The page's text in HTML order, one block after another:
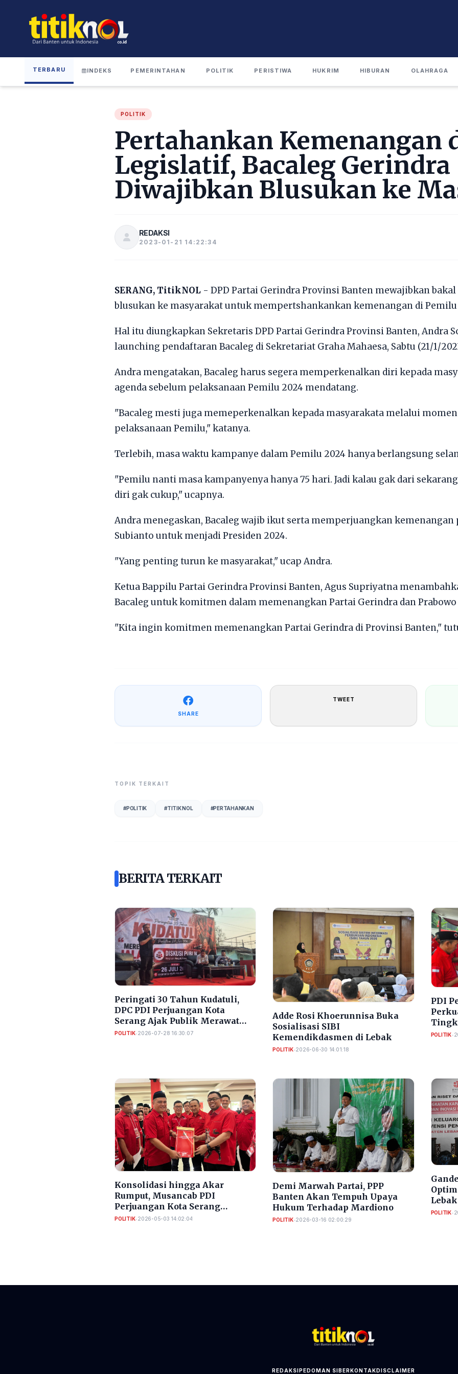
TERBARU INDEKS PEMERINTAHAN POLITIK PERISTIWA HUKRIM HIBURAN OLAHRAGA
POLITIK
Pertahankan Kemenangan
Legislatif, Bacaleg Gerindra
Diwajibkan Blusukan ke
REDAKSI
2023-01-21 14:22:34
SERANG, TitikNOL - DPD Partai Gerindra Provinsi Banten mewajibkan
blusukan ke masyarakat untuk mempertshankankan kemenangan di Pemilu
Hal itu diungkapkan Sekretaris DPD Partai Gerindra Provinsi Banten, Andra
launching pendaftaran Bacaleg di Sekretariat Graha Mahaesa, Sabtu (21/1/
Andra mengatakan, Bacaleg harus segera memperkenalkan diri kepada
agenda sebelum pelaksanaan Pemilu 2024 mendatang.
"Bacaleg mesti juga memeperkenalkan kepada masyarakata melalui
pelaksanaan Pemilu," katanya.
Terlebih, masa waktu kampanye dalam Pemilu 2024 hanya berlangsung
"Pemilu nanti masa kampanyenya hanya 75 hari. Jadi kalau gak dari
diri gak cukup," ucapnya.
Andra menegaskan, Bacaleg wajib ikut serta memperjuangkan kemenangan
Subianto untuk menjadi Presiden 2024.
"Yang penting turun ke masyarakat," ucap Andra.
Ketua Bappilu Partai Gerindra Provinsi Banten, Agus Supriyatna
Bacaleg untuk komitmen dalam memenangkan Partai Gerindra dan Prabowo
"Kita ingin komitmen memenangkan Partai Gerindra di Provinsi Banten,"
SHARE
TWEET
TOPIK TERKAIT
#POLITIK #TITIK NOL #PERTAHANKAN
BERITA TERKAIT
Peringati 30 Tahun Kudatuli,
DPC PDI Perjuangan Kota
Serang Ajak Publik Merawat
Ingatan Demokrasi
POLITIK•2026-07-28 16:30:07
Adde Rosi Khoerunnisa Buka
Sosialisasi SIBI
Kemendikdasmen di Lebak
POLITIK•2026-06-30 14:01:18
PDI
POLITIK•
Konsolidasi hingga Akar
Rumput, Musancab PDI
Perjuangan Kota Serang
Tegaskan Target Menang 2029
POLITIK•2026-05-03 14:02:04
Demi Marwah Partai, PPP
Banten Akan Tempuh Upaya
Hukum Terhadap Mardiono
POLITIK•2026-03-16 02:00:29
POLITIK•
REDAKSIPEDOMAN SIBERKONTAKDISCLAIMER